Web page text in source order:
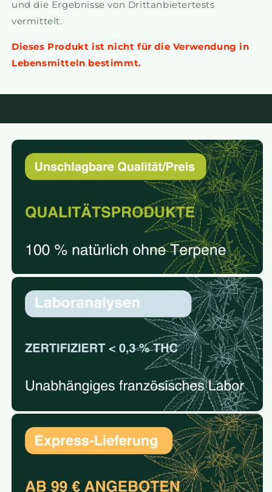
und die Ergebnisse von Drittanbietertests
vermittelt.
Dieses Produkt ist nicht für die Verwendung in
Lebensmitteln bestimmt.